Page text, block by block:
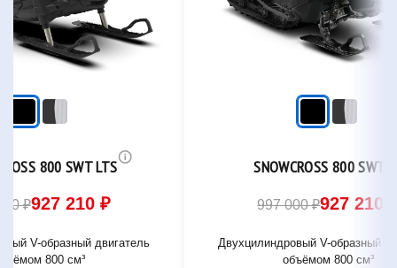
800 SWT LTS
₽927 210 ₽
V-образный двигатель
800 см³
SNOWCROSS 800 SWT
997 000 ₽927 210
Двухцилиндровый V-образный
объёмом 800 см³